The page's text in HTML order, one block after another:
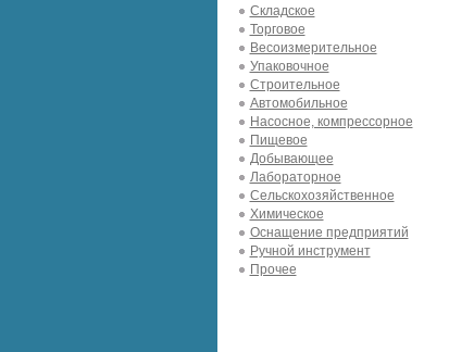
Складское
Торговое
Весоизмерительное
Упаковочное
Строительное
Автомобильное
Насосное, компрессорное
Пищевое
Добывающее
Лабораторное
Сельскохозяйственное
Химическое
Оснащение предприятий
Ручной инструмент
Прочее